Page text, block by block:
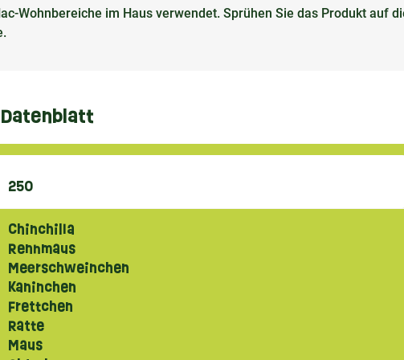
Wohnbereiche im Haus verwendet. Sprühen Sie das Produkt auf
Datenblatt
250
Chinchilla
Rennmaus
Meerschweinchen
Kaninchen
Frettchen
Ratte
Maus